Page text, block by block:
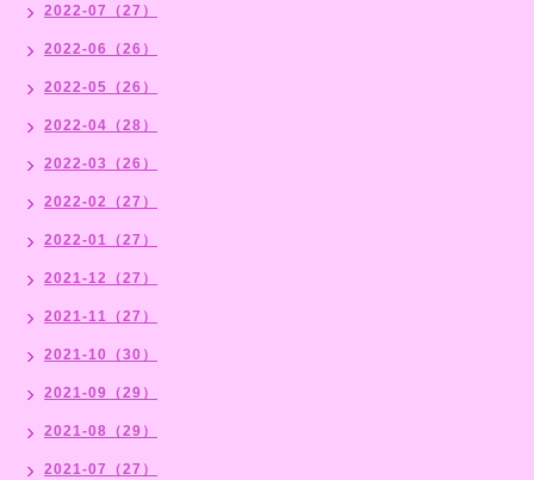
2022-07（27）
2022-06（26）
2022-05（26）
2022-04（28）
2022-03（26）
2022-02（27）
2022-01（27）
2021-12（27）
2021-11（27）
2021-10（30）
2021-09（29）
2021-08（29）
2021-07（27）